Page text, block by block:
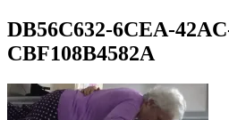
DB56C632-6CEA-
CBF108B4582A